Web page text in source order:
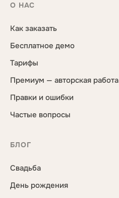
О НАС
Как заказать
Бесплатное демо
Тарифы
Премиум — авторская работа
Правки и ошибки
Частые вопросы
БЛОГ
Свадьба
День рождения